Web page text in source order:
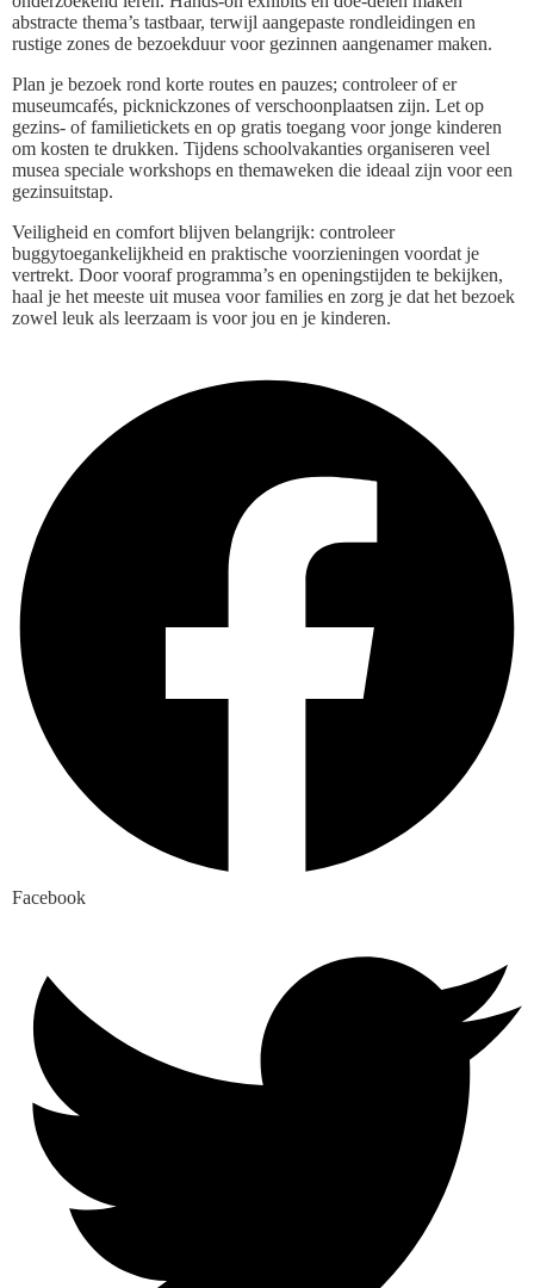
abstracte thema’s tastbaar, terwijl aangepaste rondleidingen en
rustige zones de bezoekduur voor gezinnen aangenamer maken.
Plan je bezoek rond korte routes en pauzes; controleer of er
museumcafés, picknickzones of verschoonplaatsen zijn. Let op
gezins- of familietickets en op gratis toegang voor jonge kinderen
om kosten te drukken. Tijdens schoolvakanties organiseren veel
musea speciale workshops en themaweken die ideaal zijn voor een
gezinsuitstap.
Veiligheid en comfort blijven belangrijk: controleer
buggytoegankelijkheid en praktische voorzieningen voordat je
vertrekt. Door vooraf programma’s en openingstijden te bekijken,
haal je het meeste uit musea voor families en zorg je dat het bezoek
zowel leuk als leerzaam is voor jou en je kinderen.
Facebook